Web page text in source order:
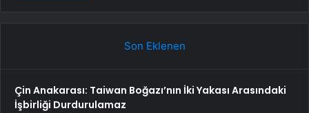
Son Eklenen
Çin Anakarası: Taiwan Boğazı’nın İki Yakası Arasındaki
İşbirliği Durdurulamaz